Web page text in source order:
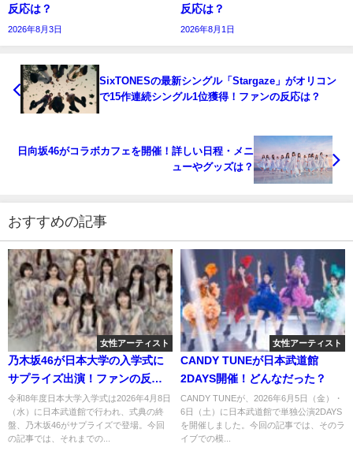
反応は？
2026年8月3日
反応は？
2026年8月1日
SixTONESの最新シングル「Stargaze」がオリコン
で15作連続シングル1位獲得！ファンの反応は？
日向坂46がコラボカフェを開催！詳しい日程・メニ
ューやグッズは？
おすすめの記事
女性アーティスト
乃木坂46が日本大学の入学式に
サプライズ出演！ファンの反応
は？
令和8年度日本大学入学式は2026年4月8日
（水）に日本武道館で行われ、式典の終
盤、乃木坂46がサプライズで登場。今回
の記事では、それまでの...
女性アーティスト
CANDY TUNEが日本武道館
2DAYS開催！どんなだった？
CANDY TUNEが、2026年6月5日（金）・
6日（土）に日本武道館で単独公演2DAYS
を開催しました。今回の記事では、そのラ
イブでの模...